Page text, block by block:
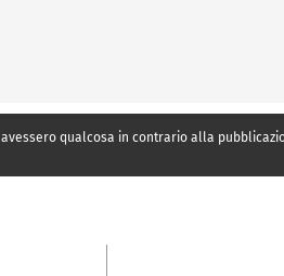
qualcosa in contrario alla